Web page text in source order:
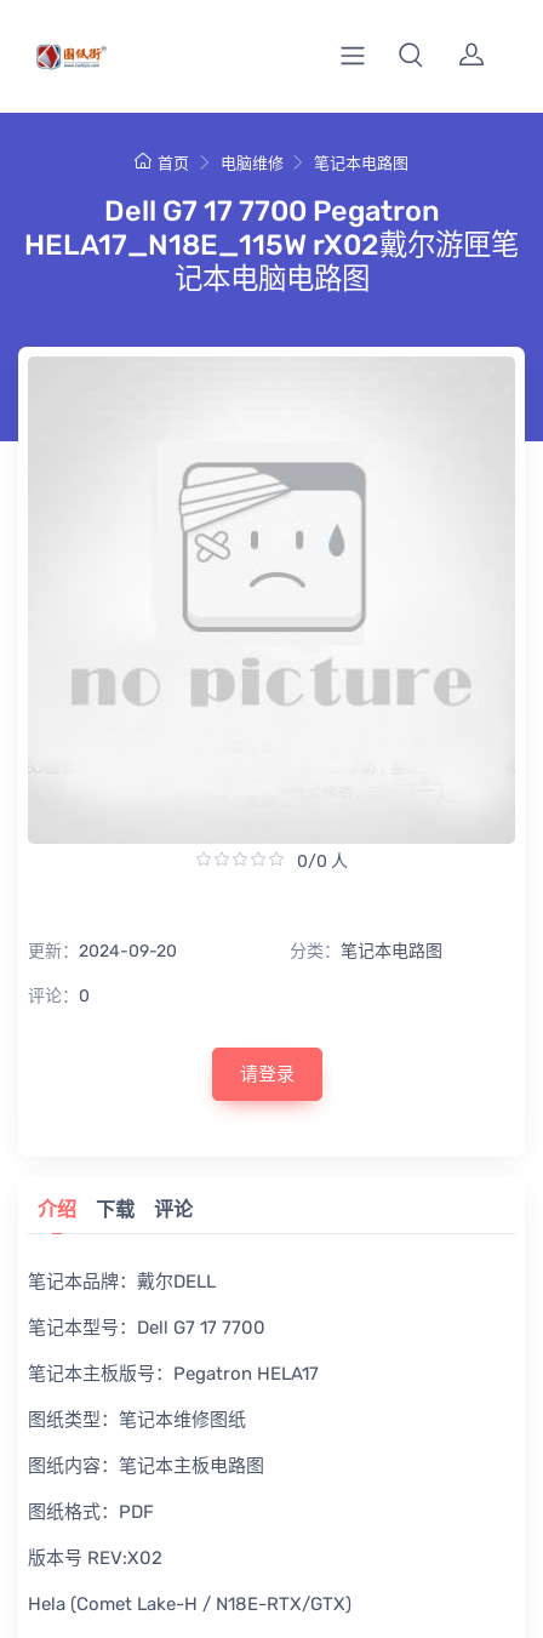
首页 电脑维修 笔记本电路图
Dell G7 17 7700 Pegatron
HELA17_N18E_115W rX02戴尔游匣笔
记本电脑电路图
0/0 人
更新： 2024-09-20 分类： 笔记本电路图
评论： 0
请登录
介绍 下载 评论
笔记本品牌：戴尔DELL
笔记本型号：Dell G7 17 7700
笔记本主板版号：Pegatron HELA17
图纸类型：笔记本维修图纸
图纸内容：笔记本主板电路图
图纸格式：PDF
版本号 REV:X02
Hela (Comet Lake-H / N18E-RTX/GTX)